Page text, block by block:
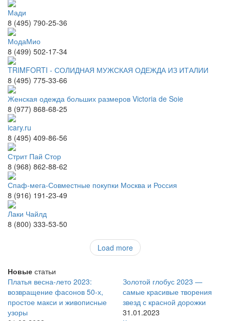
Мади
8 (495) 790-25-36
МодаМио
8 (499) 502-17-34
TRIMFORTI - СОЛИДНАЯ МУЖСКАЯ ОДЕЖДА ИЗ ИТАЛИИ
8 (495) 775-33-66
Женская одежда больших размеров Victoria de Soie
8 (977) 868-68-25
icary.ru
8 (495) 409-86-56
Стрит Пай Стор
8 (968) 862-88-62
Спаф-мега-Совместные покупки Москва и Россия
8 (916) 191-23-49
Лаки Чайлд
8 (800) 333-53-50
Load more
Новые статьи
Платья весна-лето 2023:
возвращение фасонов 50-х,
простое макси и живописные
узоры
Золотой глобус 2023 —
самые красивые творения
звезд с красной дорожки
31.01.2023